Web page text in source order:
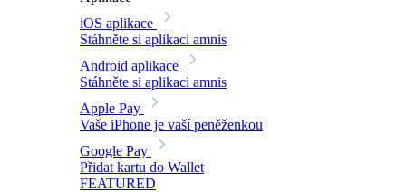
iOS aplikace
Stáhněte si aplikaci amnis
Android aplikace
Stáhněte si aplikaci amnis
Apple Pay
Vaše iPhone je vaší peněženkou
Google Pay
Přidat kartu do Wallet
FEATURED